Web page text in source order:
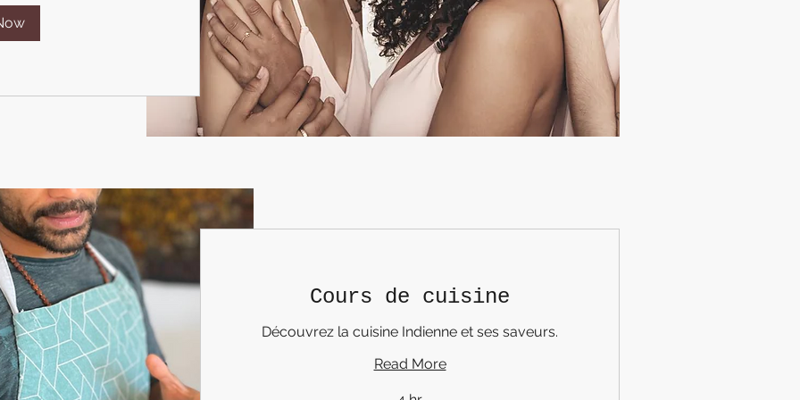
Cours de cuisine
Découvrez la cuisine Indienne et ses saveurs.
Read More